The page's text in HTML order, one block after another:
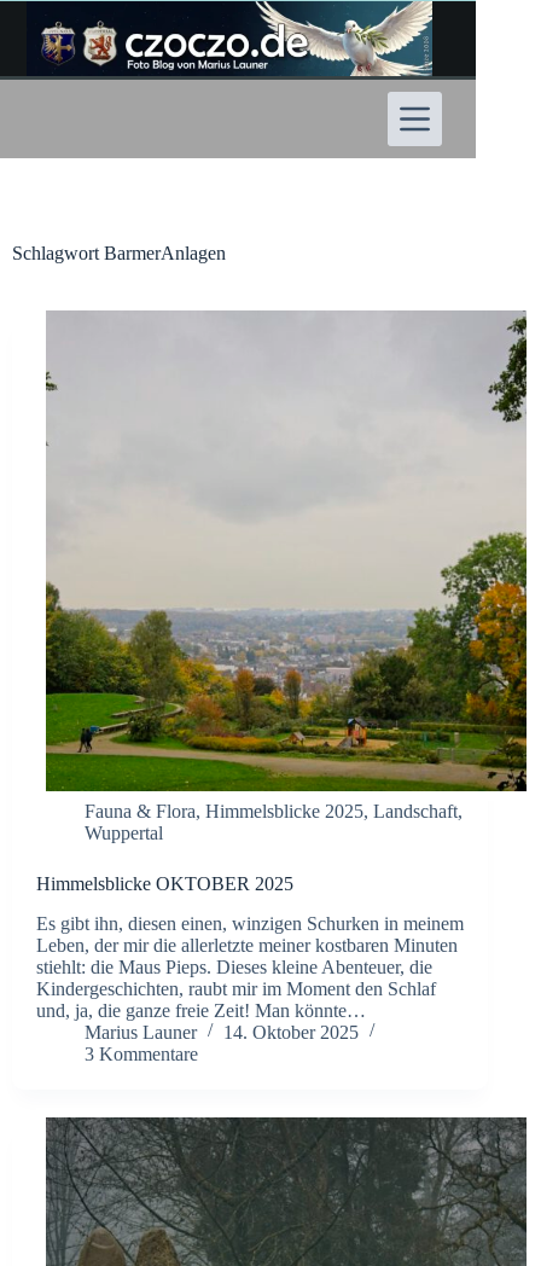
Inhalt
springen
Schlagwort BarmerAnlagen
Fauna & Flora, Himmelsblicke 2025, Landschaft,
Wuppertal
Himmelsblicke OKTOBER 2025
Es gibt ihn, diesen einen, winzigen Schurken in meinem
Leben, der mir die allerletzte meiner kostbaren Minuten
stiehlt: die Maus Pieps. Dieses kleine Abenteuer, die
Kindergeschichten, raubt mir im Moment den Schlaf
und, ja, die ganze freie Zeit! Man könnte…
Marius Launer
14. Oktober 2025
3 Kommentare